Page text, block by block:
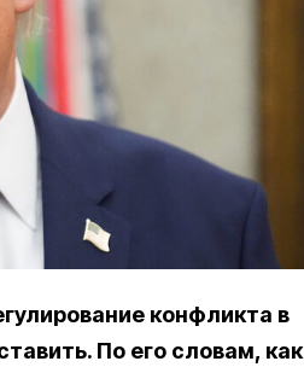
конфликта в
По его словам, как